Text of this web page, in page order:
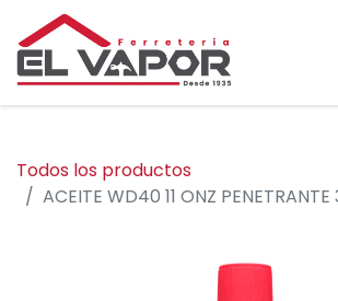
Todos los productos
ACEITE WD40 11 ONZ PENETRANTE